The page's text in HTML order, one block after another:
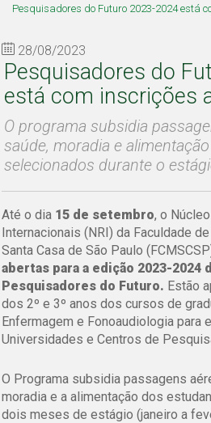
Pesquisadores do Futuro 2023-2024 está
28/08/2023
Pesquisadores do
está com inscrições
O programa subsidia
saúde, moradia e
selecionados durante o
Até o dia 15 de setembro, o
Internacionais (NRI) da Faculdade
Santa Casa de São Paulo
abertas para a edição 2023-2024
Pesquisadores do Futuro. Estão
dos 2º e 3º anos dos cursos de
Enfermagem e Fonoaudiologia para
Universidades e Centros de
O Programa subsidia passagens
moradia e a alimentação dos
dois meses de estágio (janeiro a